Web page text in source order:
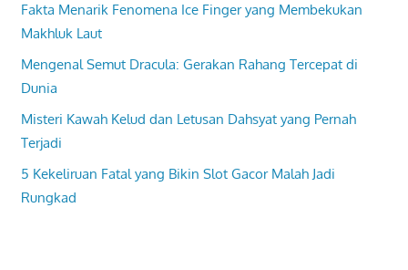
Fakta Menarik Fenomena Ice Finger yang Membekukan
Makhluk Laut
Mengenal Semut Dracula: Gerakan Rahang Tercepat di
Dunia
Misteri Kawah Kelud dan Letusan Dahsyat yang Pernah
Terjadi
5 Kekeliruan Fatal yang Bikin Slot Gacor Malah Jadi
Rungkad